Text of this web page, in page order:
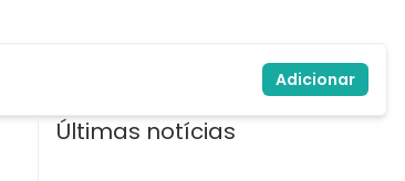
Adicionar
Últimas notícias